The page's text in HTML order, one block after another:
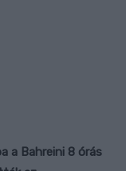
a Bahreini 8 órás